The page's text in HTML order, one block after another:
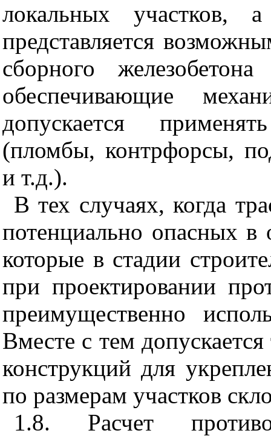
локальных
представляется
сборного
обеспечивающие
допускается
(пломбы, контрфорсы,
и т.д.).
В тех случаях, когда
потенциально опасных в
которые в стадии
при проектировании
преимущественно
Вместе с тем
конструкций для
по размерам участков
1.8. Расчет